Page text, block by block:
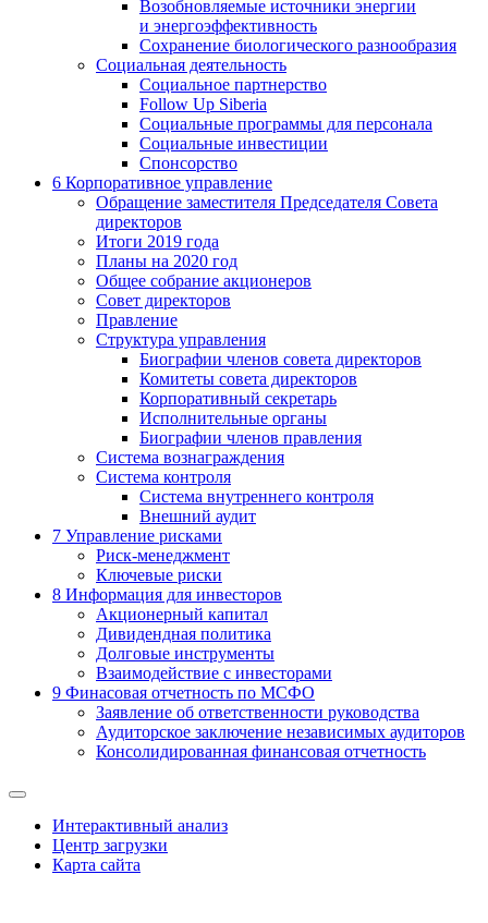
Возобновляемые источники энергии
и энергоэффективность
Сохранение биологического разнообразия
Социальная деятельность
Социальное партнерство
Follow Up Siberia
Социальные программы для персонала
Социальные инвестиции
Спонсорство
6 Корпоративное управление
Обращение заместителя Председателя Совета
директоров
Итоги 2019 года
Планы на 2020 год
Общее собрание акционеров
Совет директоров
Правление
Структура управления
Биографии членов совета директоров
Комитеты совета директоров
Корпоративный секретарь
Исполнительные органы
Биографии членов правления
Система вознаграждения
Система контроля
Система внутреннего контроля
Внешний аудит
7 Управление рисками
Риск-менеджмент
Ключевые риски
8 Информация для инвесторов
Акционерный капитал
Дивидендная политика
Долговые инструменты
Взаимодействие с инвеcторами
9 Финасовая отчетность по МСФО
Заявление об ответственности руководства
Аудиторское заключение независимых аудиторов
Консолидированная финансовая отчетность
Интерактивный анализ
Центр загрузки
Карта сайта